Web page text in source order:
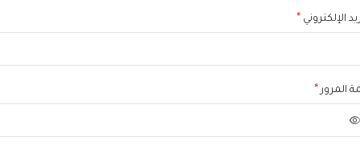
الإلكتروني *
المرور *